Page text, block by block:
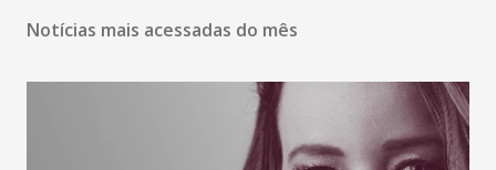
Notícias mais acessadas do mês